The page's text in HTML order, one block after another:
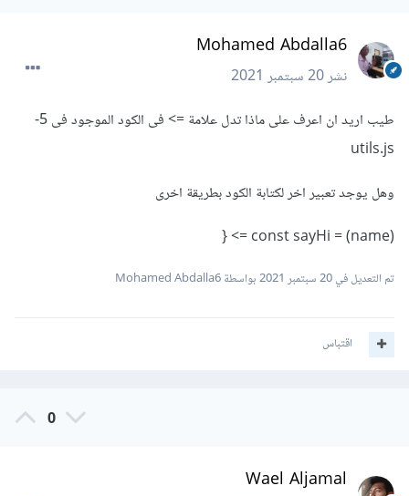
Mohamed Abdalla6
نشر20 سبتمبر 2021
طيب اريد ان اعرف على ماذا تدل علامة => فى الكود الموجود فى 5-
utils.js
وهل يوجد تعبير اخر لكتابة الكود بطريقة اخرى
const sayHi = (name) => {
تم التعديل في20 سبتمبر 2021 بواسطة Mohamed Abdalla6
اقتباس
0
Wael Aljamal